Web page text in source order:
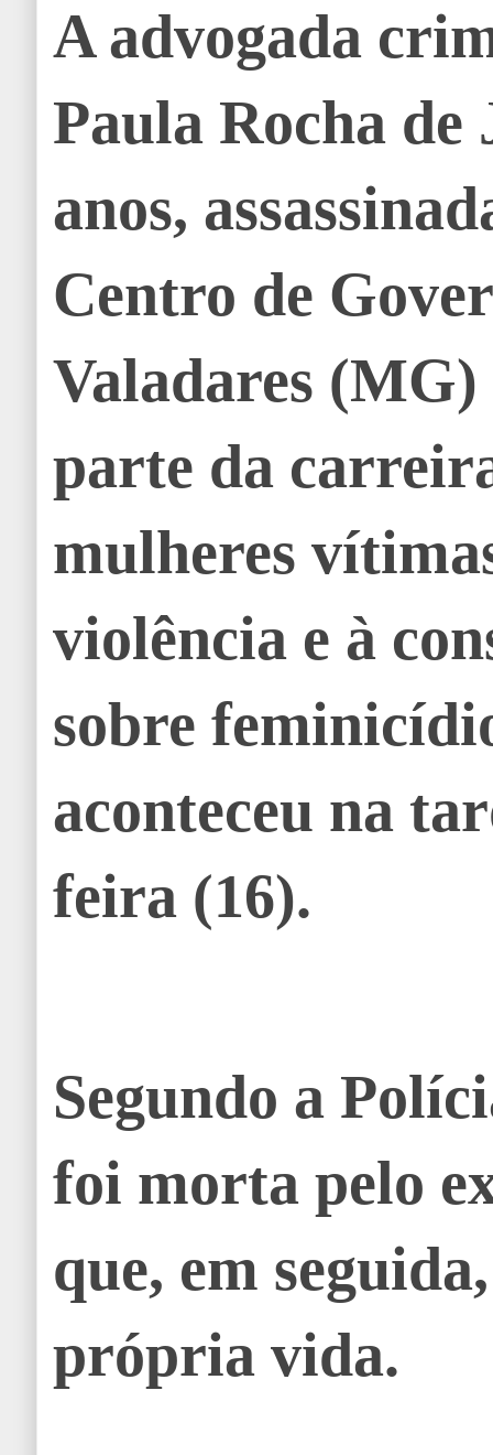
A advogada
Paula Rocha de
anos,
Centro de
Valadares (MG)
parte da
mulheres
violência e à
sobre
aconteceu na
feira (16).
Segundo a
foi morta pelo
que, em
própria vida.